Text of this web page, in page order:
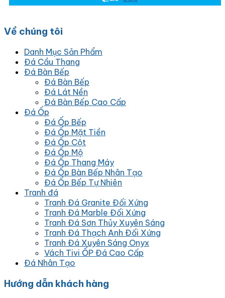
Về chúng tôi
Danh Mục Sản Phẩm
Đá Cầu Thang
Đá Bàn Bếp
Đá Bàn Bếp
Đá Lát Nền
Đá Bàn Bếp Cao Cấp
Đá Ốp
Đá Ốp Bếp
Đá Ốp Mặt Tiền
Đá Ốp Cột
Đá Ốp Mộ
Đá Ốp Thang Máy
Đá Ốp Bàn Bếp Nhân Tạo
Đá Ốp Bếp Tự Nhiên
Tranh đá
Tranh Đá Granite Đối Xứng
Tranh Đá Marble Đối Xứng
Tranh Đá Sơn Thủy Xuyên Sáng
Tranh Đá Thạch Anh Đối Xứng
Tranh Đá Xuyên Sáng Onyx
Vách Tivi ỐP Đá Cao Cấp
Đá Nhân Tạo
Hướng dẫn khách hàng